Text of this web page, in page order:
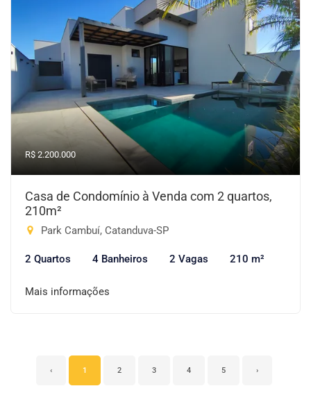
R$ 2.200.000
Casa de Condomínio à Venda com 2 quartos,
210m²
Park Cambuí, Catanduva-SP
2 Quartos 4 Banheiros 2 Vagas 210 m²
Mais informações
‹ 1 2 3 4 5 ›